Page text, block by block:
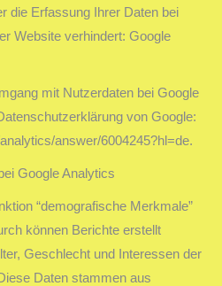
die Erfassung Ihrer Daten bei
Website verhindert: Google
mit Nutzerdaten bei Google
von Google:
answer/6004245?hl=de.
Google Analytics
“demografische Merkmale”
können Berichte erstellt
Geschlecht und Interessen der
Daten stammen aus